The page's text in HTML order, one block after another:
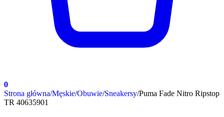
0
Strona główna/Męskie/Obuwie/Sneakersy/Puma Fade Nitro Ripstop
TR 40635901